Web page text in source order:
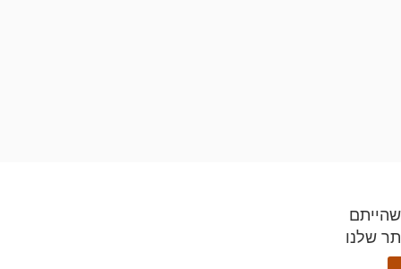
שלנו